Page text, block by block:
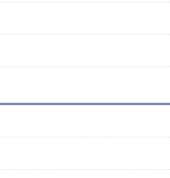
視してディストーションを
べきなんだよな 結局は採用